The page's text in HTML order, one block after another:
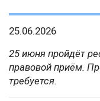
25.06.2026
25 июня пройдёт
правовой приём.
требуется.